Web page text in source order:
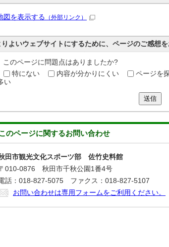
図を表示する （外部リンク）
りよいウェブサイトにするために、ページのご感想を
このページに問題点はありましたか?
特にない
内容が分かりにくい ページを
い
送信
のページに関するお問い合わせ
田市観光文化スポーツ部 佐竹史料館
010-0876 秋田市千秋公園1番4号
話：018-827-5075 ファクス：018-827-5107
お問い合わせは専用フォームをご利用ください。